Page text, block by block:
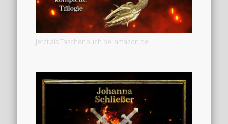
Jetzt als Taschenbuch bei amazon.de